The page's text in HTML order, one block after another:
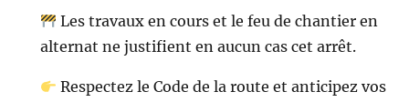
Les travaux en cours et le feu de chantier en
alternat ne justifient en aucun cas cet arrêt.
Respectez le Code de la route et anticipez vos